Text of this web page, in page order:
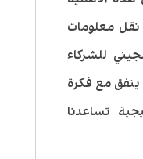
نقل معلومات
للشركاء
يتفق مع فكرة
تساعدنا